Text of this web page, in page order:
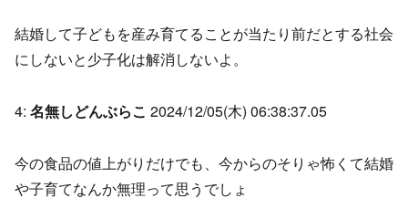
結婚して子どもを産み育てることが当たり前だとする社会
にしないと少子化は解消しないよ。
4: 名無しどんぶらこ 2024/12/05(木) 06:38:37.05
今の食品の値上がりだけでも、今からのそりゃ怖くて結婚
や子育てなんか無理って思うでしょ